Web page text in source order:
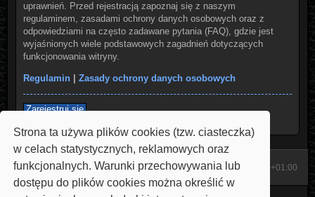
Strona ta używa plików cookies (tzw. ciasteczka)
w celach statystycznych, reklamowych oraz
funkcjonalnych. Warunki przechowywania lub
dostępu do plików cookies można określić w
uprawnień. Przed rejestracją zapoznaj się z naszym
regulaminem, zasadami ochrony danych osobowych oraz z
odpowiedziami na często zadawane pytania (FAQ), gdzie jest
wyjaśnionych wiele podstawowych zagadnień dotyczących
funkcjonowania witryny.
Regulamin| Zasady ochrony danych osobowych
Zarejestruj się
Start Strona domowa Strefa czasowa UTC+01:00